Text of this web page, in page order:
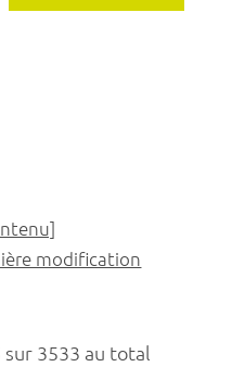
sur 3533 au total
modification